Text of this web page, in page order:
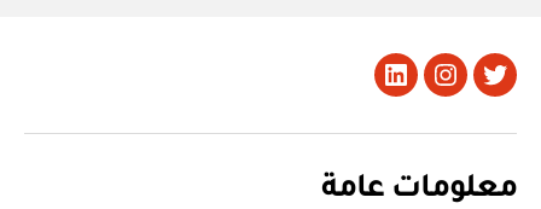
تويتر Instagram
LinkedIn
معلومات عامة